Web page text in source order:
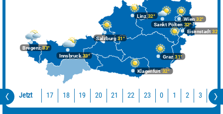
Bregenz33°
Graz31°
Innsbruck33°
Klagenfurt 32°
Linz32°
Salzburg31°
Wien 32°
Eisenstadt 32°
Sankt Pölten 32°
Jetzt 17 18 19 20 21 22 23 0 1 2 3 4